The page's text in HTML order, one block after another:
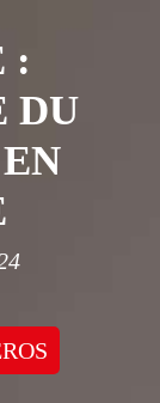
:
DU